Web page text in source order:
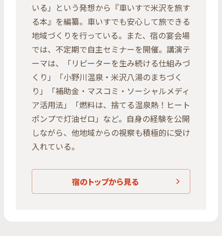
いる」という発想から『車いすで米沢を旅す
る本』を編纂。車いすでも安心して旅できる
地域づくりを行っている。また、宿の宴会場
では、不定期で自主セミナーを開催。講演テ
ーマは、「リピーターを生み続ける仕組みづ
くり」「小野川温泉・米沢八湯のまちづく
り」「補助金・マスコミ・ソーシャルメディ
ア活用法」「燃料は、捨てる温泉熱！ヒート
ポンプで灯油ゼロ」など。自身の経験を公開
しながら、他地域からの視察も積極的に受け
入れている。
宿のトップから見る